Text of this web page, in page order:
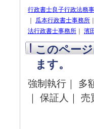
行政書士良子行政法務
瓜本行政書士事務所
法行政書士事務所
濱
このペー
ます。
強制執行｜ 多
｜ 保証人｜